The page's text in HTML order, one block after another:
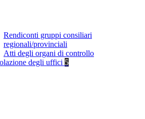
Rendiconti gruppi consiliari
regionali/provinciali
Atti degli organi di controllo
degli uffici 5